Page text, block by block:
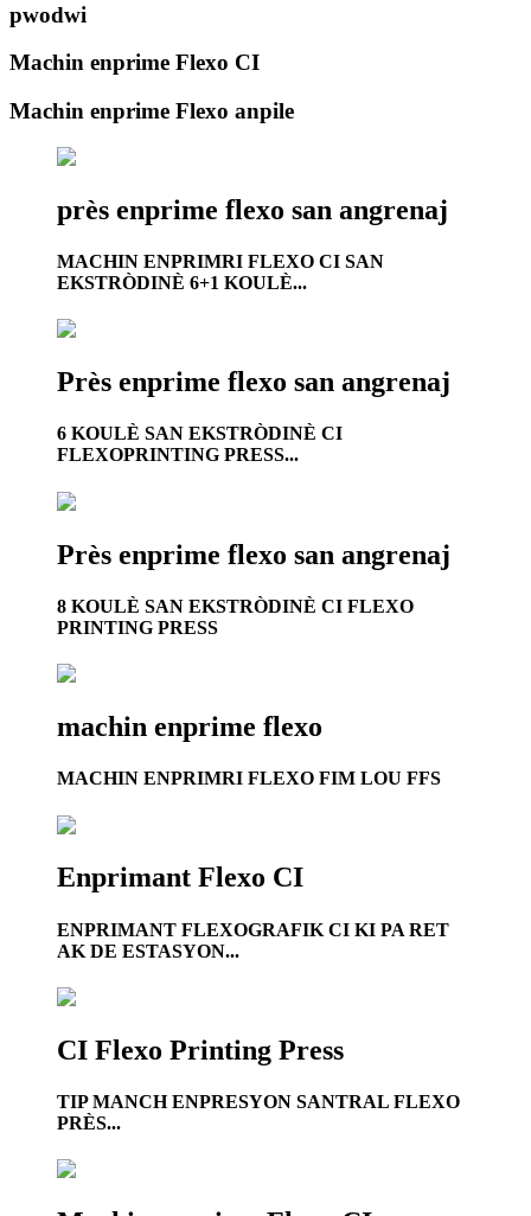
pwodwi
Machin enprime Flexo CI
Machin enprime Flexo anpile
près enprime flexo san angrenaj
MACHIN ENPRIMRI FLEXO CI SAN
EKSTRÒDINÈ 6+1 KOULÈ...
Près enprime flexo san angrenaj
6 KOULÈ SAN EKSTRÒDINÈ CI
FLEXOPRINTING PRESS...
Près enprime flexo san angrenaj
8 KOULÈ SAN EKSTRÒDINÈ CI FLEXO
PRINTING PRESS
machin enprime flexo
MACHIN ENPRIMRI FLEXO FIM LOU FFS
Enprimant Flexo CI
ENPRIMANT FLEXOGRAFIK CI KI PA RET
AK DE ESTASYON...
CI Flexo Printing Press
TIP MANCH ENPRESYON SANTRAL FLEXO
PRÈS...